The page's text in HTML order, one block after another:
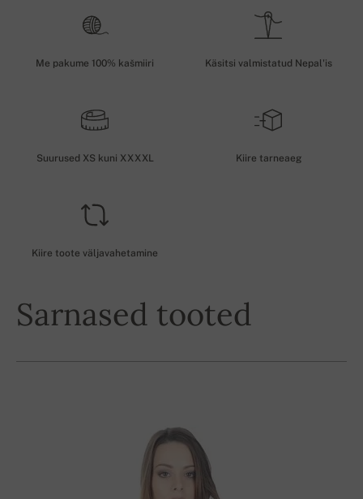
Me pakume 100% kašmiiri Käsitsi valmistatud Nepal'is
Suurused XS kuni XXXXL Kiire tarneaeg
Kiire toote väljavahetamine
Sarnased tooted